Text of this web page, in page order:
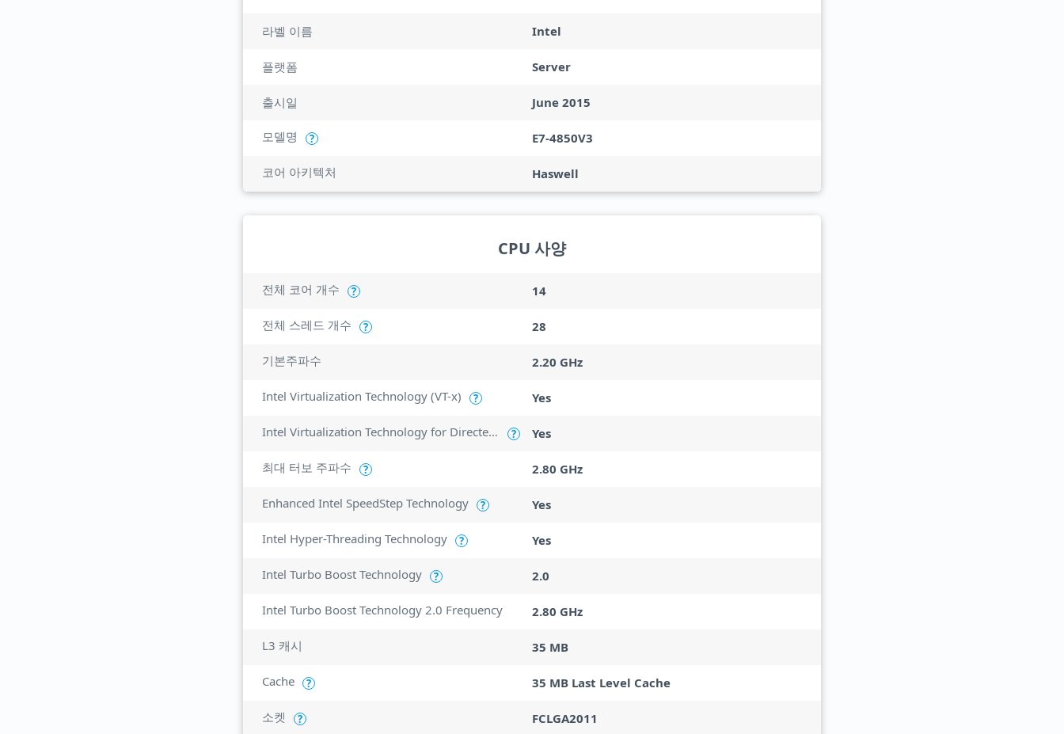
라벨 이름 Intel
플랫폼 Server
출시일 June 2015
모델명 ? E7-4850V3
코어 아키텍처 Haswell
CPU 사양
전체 코어 개수 ? 14
전체 스레드 개수 ? 28
기본주파수 2.20 GHz
Intel Virtualization Technology (VT-x) ? Yes
Intel Virtualization Technology for Directed I/O (VT-d) ? Yes
최대 터보 주파수 ? 2.80 GHz
Enhanced Intel SpeedStep Technology ? Yes
Intel Hyper-Threading Technology ? Yes
Intel Turbo Boost Technology ? 2.0
Intel Turbo Boost Technology 2.0 Frequency 2.80 GHz
L3 캐시 35 MB
Cache ? 35 MB Last Level Cache
소켓 ? FCLGA2011